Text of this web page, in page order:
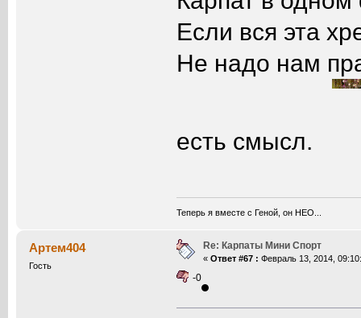
Если вся эта
Не надо нам
есть смысл.
Теперь я вместе с Геной, он НЕО...
Артем404
Гость
Re: Карпаты Мини Спорт
« Ответ #67 : Февраль 13, 2014,
-0